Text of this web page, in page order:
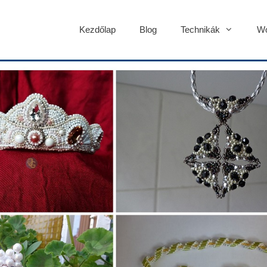
Kezdőlap Blog Technikák